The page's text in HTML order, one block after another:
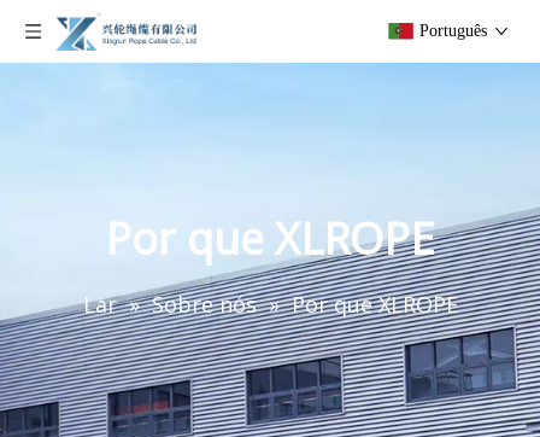
Português
Por que XLROPE
Lar » Sobre nós » Por que XLROPE